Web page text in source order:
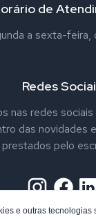
de
a sexta-feira,
Redes
nas redes
das novidades
prestados pelo
e outras tecnologias